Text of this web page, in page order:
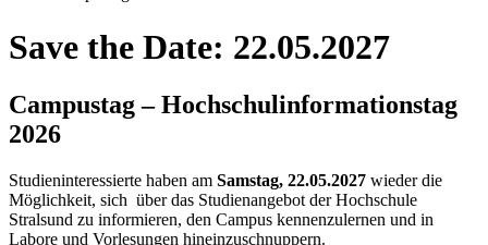
Save the Date: 22.05.2027
Cam­pus­tag – Hoch­schul­in­for­ma­ti­ons­tag
2026
Studieninteressierte haben am Samstag, 22.05.2027 wieder die
Möglichkeit, sich über das Studienangebot der Hochschule
Stralsund zu informieren, den Campus kennenzulernen und in
Labore und Vorlesungen hineinzuschnuppern.